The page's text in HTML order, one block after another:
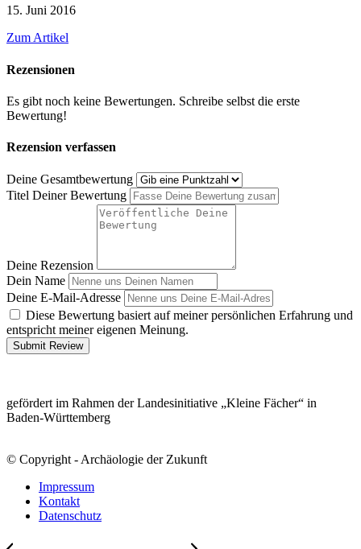
15. Juni 2016
Zum Artikel
Rezensionen
Es gibt noch keine Bewertungen. Schreibe selbst die erste
Bewertung!
Rezension verfassen
Deine Gesamtbewertung
Titel Deiner Bewertung
Deine Rezension
Dein Name
Deine E-Mail-Adresse
Diese Bewertung basiert auf meiner persönlichen Erfahrung und
entspricht meiner eigenen Meinung.
Submit Review
gefördert im Rahmen der Landesinitiative „Kleine Fächer“ in
Baden-Württemberg
© Copyright - Archäologie der Zukunft
Impressum
Kontakt
Datenschutz